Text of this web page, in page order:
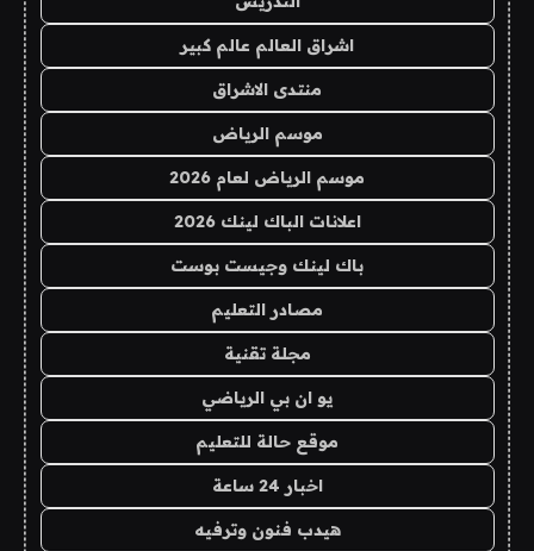
اشراق العالم عالم كبير
منتدى الاشراق
موسم الرياض
موسم الرياض لعام 2026
اعلانات الباك لينك 2026
باك لينك وجيست بوست
مصادر التعليم
مجلة تقنية
يو ان بي الرياضي
موقع حالة للتعليم
اخبار 24 ساعة
هيدب فنون وترفيه